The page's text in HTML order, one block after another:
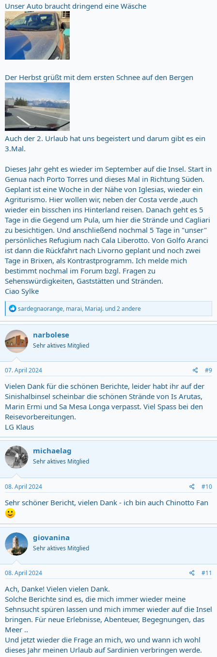
Unser Auto braucht dringend eine Wäsche
Der Herbst grüßt mit dem ersten Schnee auf den Bergen
Auch der 2. Urlaub hat uns begeistert und darum gibt es ein
3.Mal.
Dieses Jahr geht es wieder im September auf die Insel. Start in
Genua nach Porto Torres und dieses Mal in Richtung Süden.
Geplant ist eine Woche in der Nähe von Iglesias, wieder ein
Agriturismo. Hier wollen wir, neben der Costa verde ,auch
wieder ein bisschen ins Hinterland reisen. Danach geht es 5
Tage in die Gegend um Pula, um hier die Strände und Cagliari
zu besichtigen. Und anschließend nochmal 5 Tage in "unser"
persönliches Refugium nach Cala Liberotto. Von Golfo Aranci
ist dann die Rückfahrt nach Livorno geplant und noch zwei
Tage in Brixen, als Kontrastprogramm. Ich melde mich
bestimmt nochmal im Forum bzgl. Fragen zu
Sehenswürdigkeiten, Gaststätten und Stränden.
Ciao Sylke
R
e
a
c
t
i
o
n
s
:
sardegnaorange, marai, MariaJ. und 2 andere
narbolese
Sehr aktives Mitglied
07. April 2024 #9
Vielen Dank für die schönen Berichte, leider habt ihr auf der
Sinishalbinsel scheinbar die schönen Strände von Is Arutas,
Marin Ermi und Sa Mesa Longa verpasst. Viel Spass bei den
Reisevorbereitungen.
LG Klaus
michaelag
Sehr aktives Mitglied
08. April 2024 #10
Sehr schöner Bericht, vielen Dank - ich bin auch Chinotto Fan
giovanina
Sehr aktives Mitglied
08. April 2024 #11
Ach, Danke! Vielen vielen Dank.
Solche Berichte sind es, die mich immer wieder meine
Sehnsucht spüren lassen und mich immer wieder auf die Insel
bringen. Für neue Erlebnisse, Abenteuer, Begegnungen, das
Meer ..
Und jetzt wieder die Frage an mich, wo und wann ich wohl
dieses Jahr meinen Urlaub auf Sardinien verbringen werde.